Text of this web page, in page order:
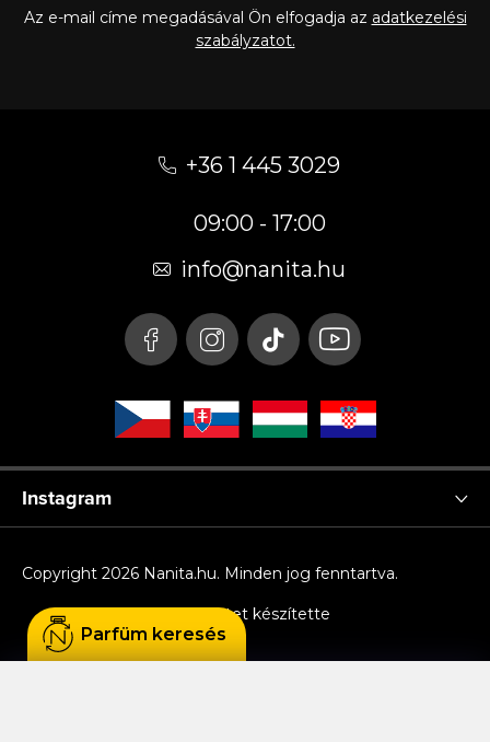
Az e-mail címe megadásával Ön elfogadja az adatkezelési
szabályzatot.
+36 1 445 3029
09:00 - 17:00
info@nanita.hu
Instagram
Shoptet készítette
Copyright 2026 Nanita.hu. Minden jog fenntartva.
Parfüm keresés